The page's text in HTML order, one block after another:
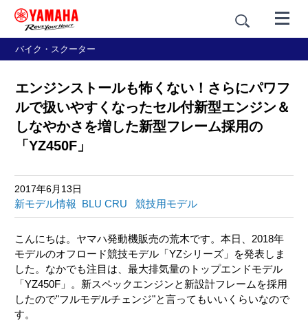
バイク・スクーター
エンジンストールも怖くない！さらにパワフ
ルで扱いやすくなったセル付新型エンジン＆
しなやかさを増した新型フレーム採用の
「YZ450F」
2017年6月13日
新モデル情報 BLU CRU 競技用モデル
こんにちは。ヤマハ発動機販売の荒木です。本日、2018年
モデルのオフロード競技モデル「YZシリーズ」を発表しま
した。なかでも注目は、最大排気量のトップエンドモデル
「YZ450F」。新スペックエンジンと新設計フレームを採用
したので"フルモデルチェンジ"と言ってもいいくらいなので
す。